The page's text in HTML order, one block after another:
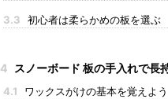
3.3 初心者は柔らかめの板を選ぶ
4 スノーボード 板の手入れで長
4.1 ワックスがけの基本を覚えよう